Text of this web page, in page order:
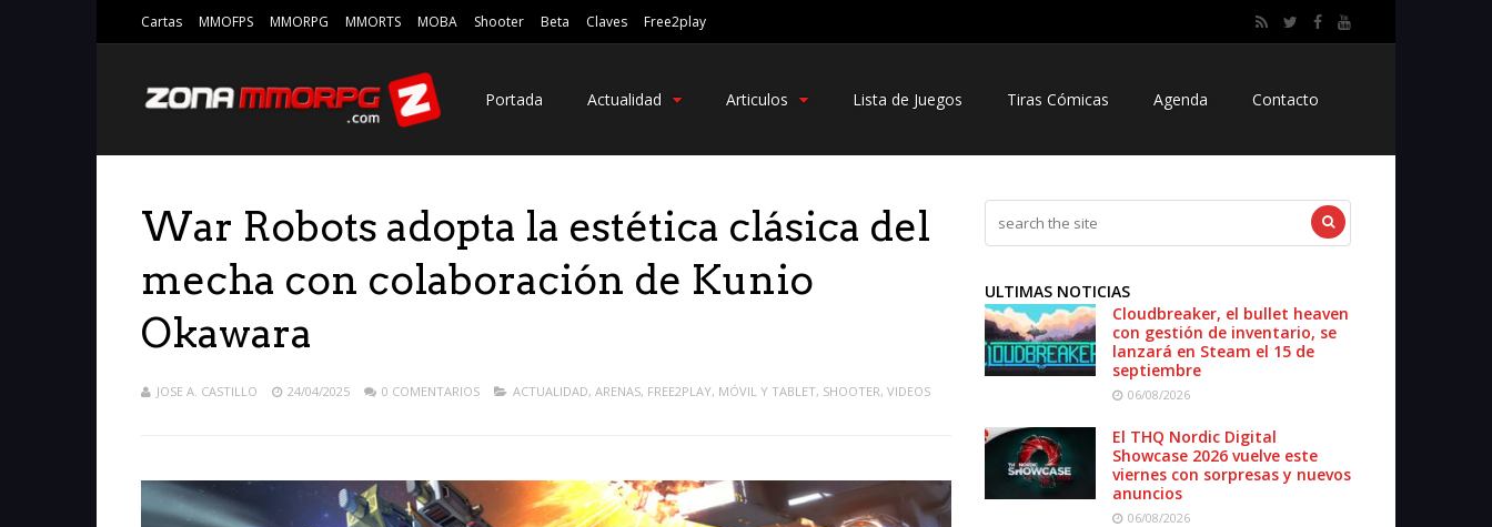
Cartas MMOFPS MMORPG MMORTS MOBA Shooter Beta Claves Free2play
Portada Actualidad Articulos Lista de Juegos Tiras Cómicas Agenda Contacto
War Robots adopta la estética clásica del
mecha con colaboración de Kunio
Okawara
JOSE A. CASTILLO 24/04/2025 0 COMENTARIOS ACTUALIDAD, ARENAS, FREE2PLAY, MÓVIL Y TABLET, SHOOTER, VIDEOS
ULTIMAS NOTICIAS
Cloudbreaker, el bullet heaven
con gestión de inventario, se
lanzará en Steam el 15 de
septiembre
06/08/2026
El THQ Nordic Digital
Showcase 2026 vuelve este
viernes con sorpresas y nuevos
anuncios
06/08/2026